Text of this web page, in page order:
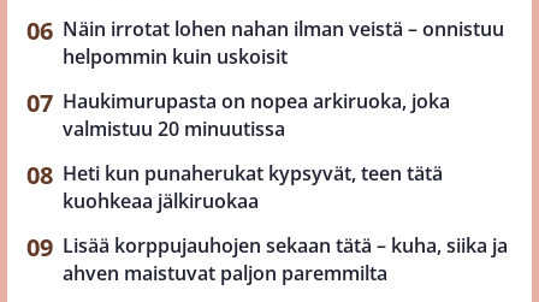
Näin irrotat lohen nahan ilman veistä – onnistuu
helpommin kuin uskoisit
Haukimurupasta on nopea arkiruoka, joka
valmistuu 20 minuutissa
Heti kun punaherukat kypsyvät, teen tätä
kuohkeaa jälkiruokaa
Lisää korppujauhojen sekaan tätä – kuha, siika ja
ahven maistuvat paljon paremmilta